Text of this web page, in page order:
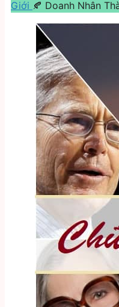
Giới 🍂 Doanh Nhân